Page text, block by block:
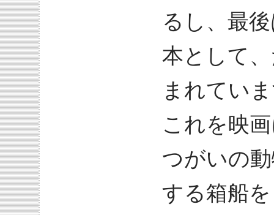
るし、最
本として
まれてい
これを映
つがいの
する箱船